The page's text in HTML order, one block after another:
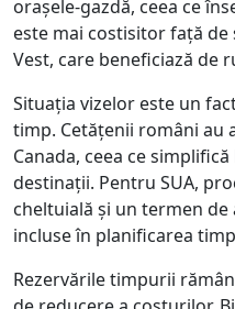
orașele-gazdă, ceea ce
este mai costisitor față
Vest, care beneficiază de
Situația vizelor este un
timp. Cetățenii români au
Canada, ceea ce
destinații. Pentru SUA,
cheltuială și un termen
incluse în planificarea
Rezervările timpurii